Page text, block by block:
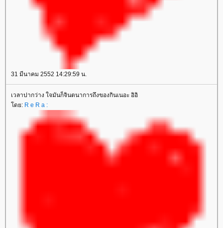
31 มีนาคม 2552 14:29:59 น.
เวลาปากว่าง ใจมันก็จินตนาการถึงของกินเนอะ อิอิ
ดย: R e R a :